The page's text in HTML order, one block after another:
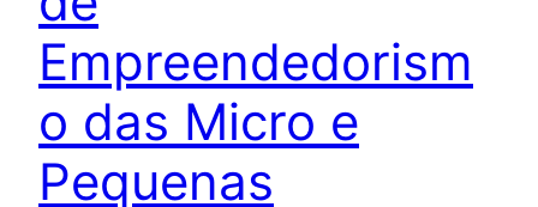
Empreendedorism
o das Micro e
Pequenas